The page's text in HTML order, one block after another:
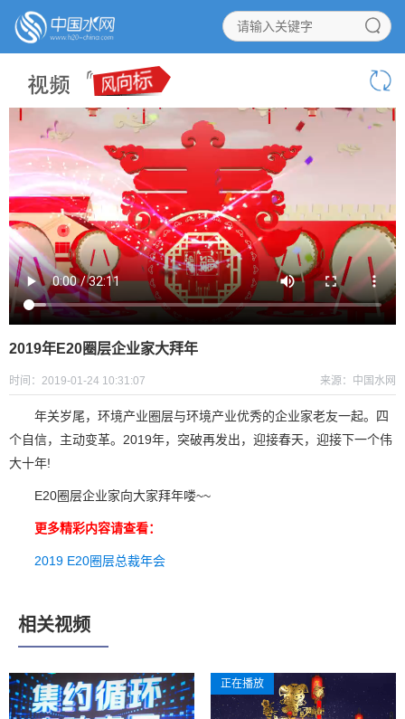
2019年E20圈层企业家大拜年
时间：2019-01-24 10:31:07 来源：中国水网
年关岁尾，环境产业圈层与环境产业优秀的企业家老友一起。四
个自信，主动变革。2019年，突破再发出，迎接春天，迎接下一个伟
大十年!
E20圈层企业家向大家拜年喽~~
更多精彩内容请查看：
2019 E20圈层总裁年会
相关视频
正在播放